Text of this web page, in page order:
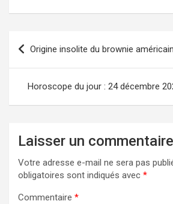
Navigation
de
l’article
Origine insolite du brownie
Horoscope du jour : 24 décembre
Laisser un commentaire
Votre adresse e-mail ne sera pas
obligatoires sont indiqués avec *
Commentaire *